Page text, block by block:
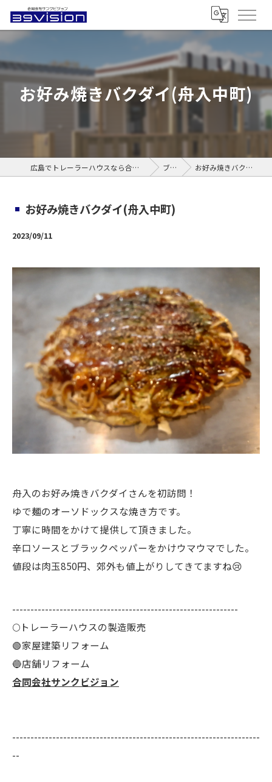
お好み焼きバクダイ(舟入中町)
広島でトレーラーハウスなら合同会社サンクビジョン ブログ お好み焼きバクダイ(舟入中町)
お好み焼きバクダイ(舟入中町)
2023/09/11
舟入のお好み焼きバクダイさんを初訪問！
ゆで麺のオーソドックスな焼き方です。
丁寧に時間をかけて提供して頂きました。
辛口ソースとブラックペッパーをかけウマウマでした。
値段は肉玉850円、郊外も値上がりしてきてますね😢
--------------------------------------------------------------
🌕️トレーラーハウスの製造販売
🟢家屋建築リフォーム
🔵店舗リフォーム
合同会社サンクビジョン
--------------------------------------------------------------------
--